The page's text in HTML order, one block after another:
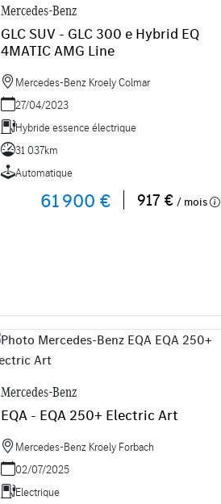
Mercedes-Benz
GLC SUV - GLC 300 e Hybrid EQ
4MATIC AMG Line
Mercedes-Benz Kroely Colmar
27/04/2023
Hybride essence électrique
31 037km
Automatique
61 900 € 917 € / mois
Mercedes-Benz
EQA - EQA 250+ Electric Art
Mercedes-Benz Kroely Forbach
02/07/2025
Electrique